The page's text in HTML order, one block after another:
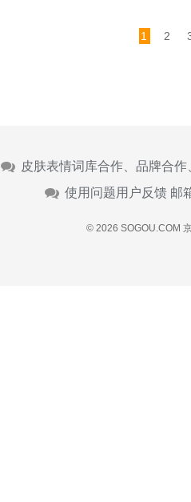
1 2
皮肤表情词库合作、品牌合
使用问题用户反馈 邮
© 2026 SOGOU.COM